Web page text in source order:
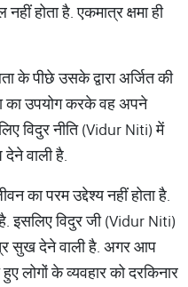
होता है. एकमात्र क्षमा ही
के पीछे उसके द्वारा अर्जित की
का उपयोग करके वह अपने
विदुर नीति (Vidur Niti) में
देने वाली है.
का परम उद्देश्य नहीं होता है.
इसलिए विदुर जी (Vidur Niti)
सुख देने वाली है. अगर आप
लोगों के व्यवहार को दरकिनार